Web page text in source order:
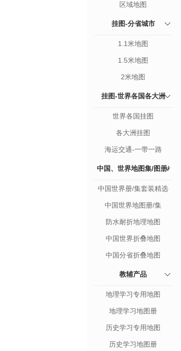
区域地图
挂图-分省城市
1.1米地图
1.5米地图
2米地图
挂图-世界各国各大洲
世界各国挂图
各大洲挂图
海运交通-一带一路
中国、世界地图集/图册/
单张折叠地图
中国世界册/集套装精选
中国世界地图册/集
防水耐折地理地图
中国世界折叠地图
中国分省折叠地图
教辅产品
地理学习专用地图
地理学习地图册
历史学习专用地图
历史学习地图册